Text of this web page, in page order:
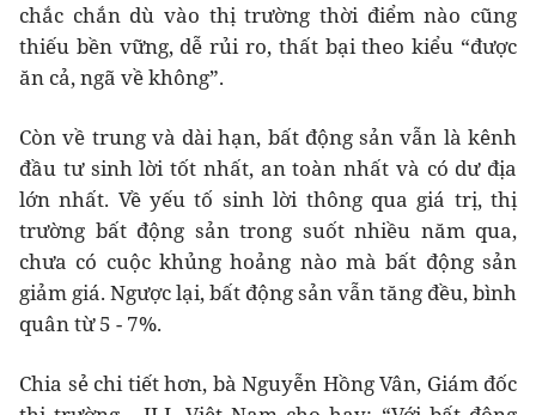
chắc chắn dù vào thị trường thời điểm nào cũng
thiếu bền vững, dễ rủi ro, thất bại theo kiểu “được
ăn cả, ngã về không”.
Còn về trung và dài hạn, bất động sản vẫn là kênh
đầu tư sinh lời tốt nhất, an toàn nhất và có dư địa
lớn nhất. Về yếu tố sinh lời thông qua giá trị, thị
trường bất động sản trong suốt nhiều năm qua,
chưa có cuộc khủng hoảng nào mà bất động sản
giảm giá. Ngược lại, bất động sản vẫn tăng đều, bình
quân từ 5 - 7%.
Chia sẻ chi tiết hơn, bà Nguyễn Hồng Vân, Giám đốc